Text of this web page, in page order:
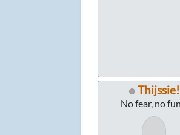
Thijssie!
No fear, no